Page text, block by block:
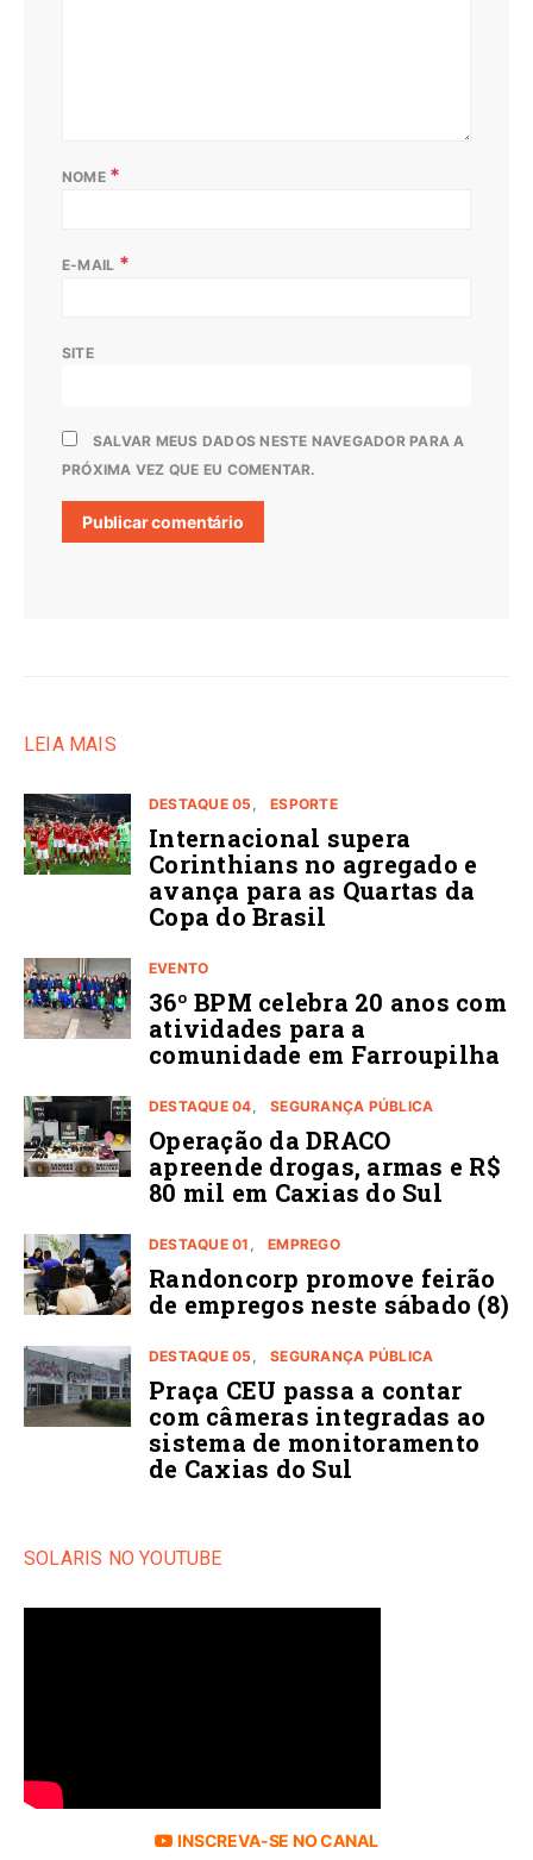
NOME *
E-MAIL *
SITE
SALVAR MEUS DADOS NESTE NAVEGADOR PARA A
PRÓXIMA VEZ QUE EU COMENTAR.
LEIA MAIS
DESTAQUE 05 ESPORTE
Internacional supera
Corinthians no agregado e
avança para as Quartas da
Copa do Brasil
EVENTO
36º BPM celebra 20 anos com
atividades para a
comunidade em Farroupilha
DESTAQUE 04 SEGURANÇA PÚBLICA
Operação da DRACO
apreende drogas, armas e R$
80 mil em Caxias do Sul
DESTAQUE 01 EMPREGO
Randoncorp promove feirão
de empregos neste sábado (8)
DESTAQUE 05 SEGURANÇA PÚBLICA
Praça CEU passa a contar
com câmeras integradas ao
sistema de monitoramento
de Caxias do Sul
SOLARIS NO YOUTUBE
INSCREVA-SE NO CANAL